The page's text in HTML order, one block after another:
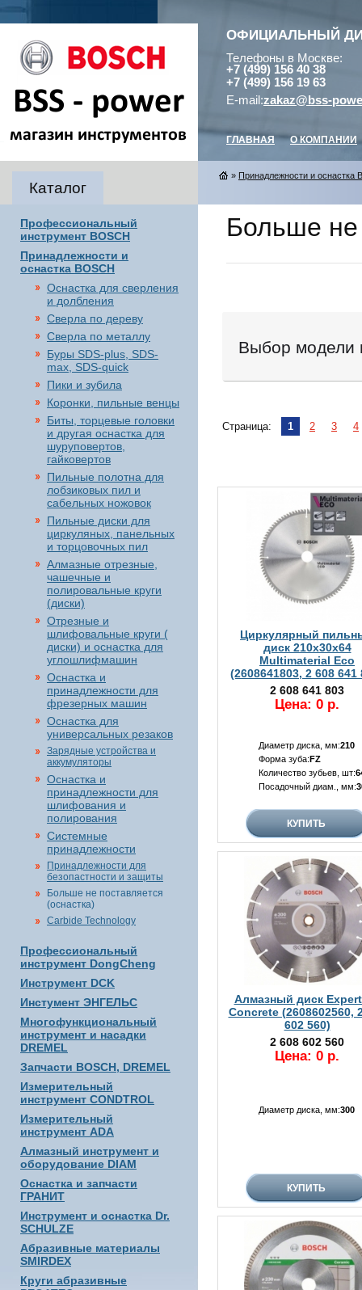
ОФИЦИАЛЬНЫЙ
Телефоны в Москве:
+7 (499) 156 40 38
+7 (499) 156 19 63
E-mail:zakaz@bss-
ГЛАВНАЯ О КОМПАНИИ
Каталог
Профессиональный
инструмент BOSCH
Принадлежности и
оснастка BOSCH
Оснастка для сверления
и долбления
Сверла по дереву
Сверла по металлу
Буры SDS-plus, SDS-
max, SDS-quick
Пики и зубила
Коронки, пильные венцы
Биты, торцевые головки
и другая оснастка для
шуруповертов,
гайковертов
Пильные полотна для
лобзиковых пил и
сабельных ножовок
Пильные диски для
циркуляных, панельных
и торцовочных пил
Алмазные отрезные,
чашечные и
полировальные круги
(диски)
Отрезные и
шлифовальные круги (
диски) и оснастка для
углошлифмашин
Оснастка и
принадлежности для
фрезерных машин
Оснастка для
универсальных резаков
Зарядные устройства и
аккумуляторы
Оснастка и
принадлежности для
шлифования и
полирования
Системные
принадлежности
Принадлежности для
безопастности и защиты
Больше не поставляется
(оснастка)
Carbide Technology
Профессиональный
инструмент DongCheng
Инструмент DCK
Инстумент ЭНГЕЛЬС
Многофункциональный
инструмент и насадки
DREMEL
Запчасти BOSCH, DREMEL
Измерительный
инструмент CONDTROL
Измерительный
инструмент ADA
Алмазный инструмент и
оборудование DIAM
Оснастка и запчасти
ГРАНИТ
Инструмент и оснастка Dr.
SCHULZE
Абразивные материалы
SMIRDEX
Круги абразивные
» Принадлежности и оснастка
Больше не
Выбор модели
Страница: 1 2 3 4
Циркулярный
диск 210x30x64
Multimaterial Eco
(2608641803, 2 608 641
2 608 641 803
Цена: 0 р.
Диаметр диска, мм:210
Форма зуба:FZ
Количество зубьев, шт:
Посадочный диам., мм:
Алмазный диск
Concrete (2608602560,
602 560)
2 608 602 560
Цена: 0 р.
Диаметр диска, мм:300